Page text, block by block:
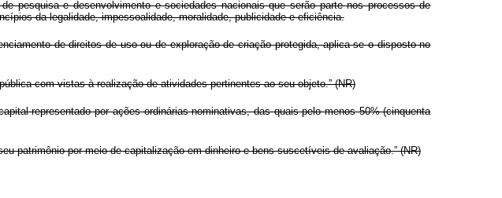
pesquisa e desenvolvimento e sociedades nacionais que serão parte nos processos de
da legalidade, impessoalidade, moralidade, publicidade e eficiência.
de direitos de uso ou de exploração de criação protegida, aplica-se o disposto no
com vistas à realização de atividades pertinentes ao seu objeto.” (NR)
representado por ações ordinárias nominativas, das quais pelo menos 50% (cinquenta
patrimônio por meio de capitalização em dinheiro e bens suscetíveis de avaliação.” (NR)